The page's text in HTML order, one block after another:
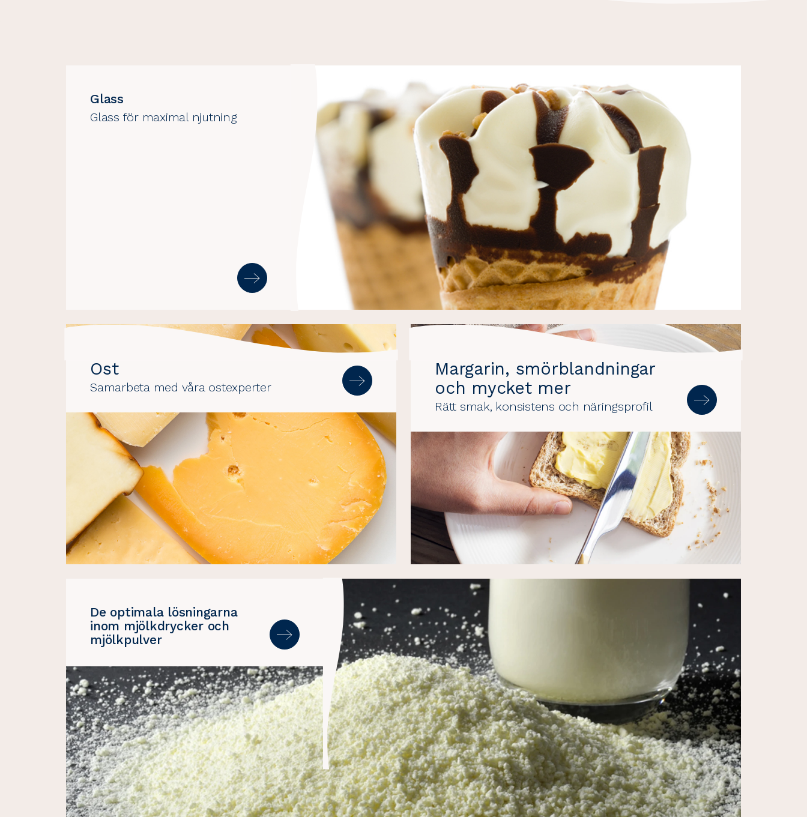
Glass
Glass för maximal njutning
Ost
Samarbeta med våra ostexperter
Margarin, smörblandningar
och mycket mer
Rätt smak, konsistens och näringsprofil
De optimala lösningarna
inom mjölkdrycker och
mjölkpulver